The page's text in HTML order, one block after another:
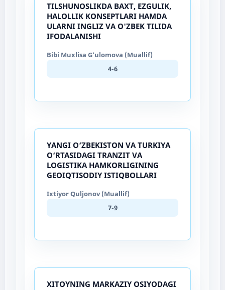
TILSHUNOSLIKDA BAXT, EZGULIK,
HALOLLIK KONSEPTLARI HAMDA
ULARNI INGLIZ VA O'ZBEK TILIDA
IFODALANISHI
Bibi Muxlisa G'ulomova (Muallif)
4-6
YANGI O‘ZBEKISTON VA TURKIYA
O‘RTASIDAGI TRANZIT VA
LOGISTIKA HAMKORLIGINING
GEOIQTISODIY ISTIQBOLLARI
Ixtiyor Quljonov (Muallif)
7-9
XITOYNING MARKAZIY OSIYODAGI